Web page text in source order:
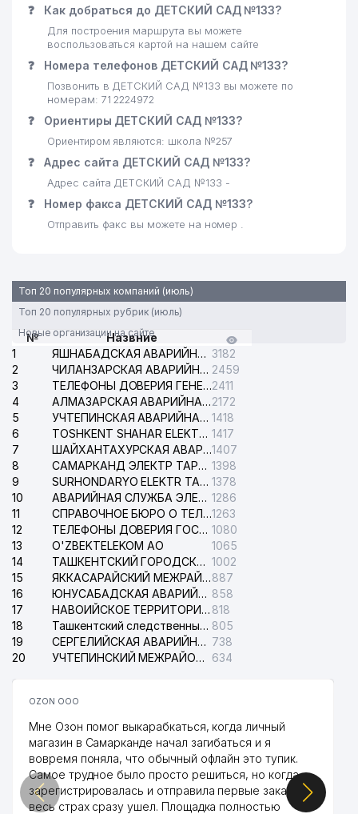
❓ Как добраться до ДЕТСКИЙ САД №133?
Для построения маршрута вы можете
воспользоваться картой на нашем сайте
❓ Номера телефонов ДЕТСКИЙ САД №133?
Позвонить в ДЕТСКИЙ САД №133 вы можете по
номерам: 71 2224972
❓ Ориентиры ДЕТСКИЙ САД №133?
Ориентиром являются: школа №257
❓ Адрес сайта ДЕТСКИЙ САД №133?
Адрес сайта ДЕТСКИЙ САД №133 -
❓ Номер факса ДЕТСКИЙ САД №133?
Отправить факс вы можете на номер .
Топ 20 популярных компаний (июль)
Топ 20 популярных рубрик (июль)
Новые организации на сайте
№
Назвние
1
ЯШНАБАДСКАЯ АВАРИЙНАЯ СЛУЖБА ЭЛЕКТРОСЕТИ 3182
2
ЧИЛАНЗАРСКАЯ АВАРИЙНАЯ СЛУЖБА ЭЛЕКТРОСЕТИ 2459
3
ТЕЛЕФОНЫ ДОВЕРИЯ ГЕНЕРАЛЬНОЙ ПРОКУРАТУРЫ РЕСПУБЛИКИ УЗБЕКИСТАН2411
4
АЛМАЗАРСКАЯ АВАРИЙНАЯ СЛУЖБА ЭЛЕКТРОСЕТИ2172
5
УЧТЕПИНСКАЯ АВАРИЙНАЯ СЛУЖБА ЭЛЕКТРОСЕТИ 1418
6
TOSHKENT SHAHAR ELEKTR TARMOQLARI KORXONASI АО 1417
7
ШАЙХАНТАХУРСКАЯ АВАРИЙНАЯ СЛУЖБА ЭЛЕКТРОСЕТИ1407
8
САМАРКАНД ЭЛЕКТР ТАРМОКЛАРИ АО 1398
9
SURHONDARYO ELEKTR TARMOKLARI АО 1378
10
АВАРИЙНАЯ СЛУЖБА ЭЛЕКТРОСЕТИ ТАШКЕНТСКОГО РАЙОНА 1286
11
СПРАВОЧНОЕ БЮРО О ТЕЛЕФОНАХ ОРГАНИЗАЦИЙ г. ТАШКЕНТА1263
12
ТЕЛЕФОНЫ ДОВЕРИЯ ГОСУДАРСТВЕННОГО ЦЕНТРА ТЕСТИРОВАНИЯ 1080
13
O'ZBEKTELEKOM АО
1065
14
ТАШКЕНТСКИЙ ГОРОДСКОЙ СУД ПО ГРАЖДАНСКИМ ДЕЛАМ 1002
15
ЯККАСАРАЙСКИЙ МЕЖРАЙОННЫЙ СУД ПО ГРАЖДАНСКИМ ДЕЛАМ887
16
ЮНУСАБАДСКАЯ АВАРИЙНАЯ СЛУЖБА ЭЛЕКТРОСЕТИ 858
17
НАВОИЙСКОЕ ТЕРРИТОРИАЛЬНОЕ ПРЕДПРИЯТИЕ ЭЛЕКТРОСЕТИ АО 818
18
Ташкентский следственный изолятор 805
19
СЕРГЕЛИЙСКАЯ АВАРИЙНАЯ СЛУЖБА ЭЛЕКТРОСЕТИ 738
20
УЧТЕПИНСКИЙ МЕЖРАЙОННЫЙ СУД ПО ГРАЖДАНСКИМ ДЕЛАМ 634
OZON ООО
Мне Озон помог выкарабкаться, когда личный
магазин в Самарканде начал загибаться и я
вовремя поняла, что обычный офлайн это тупик.
Самое трудное было просто решиться, но когда
зарегистрировалась и отправила первые заказы,
весь страх сразу ушел. Площадка полностью